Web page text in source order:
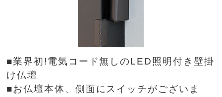
■業界初!電気コード無しのLED照明付き壁掛
け仏壇
■お仏壇本体、側面にスイッチがございま